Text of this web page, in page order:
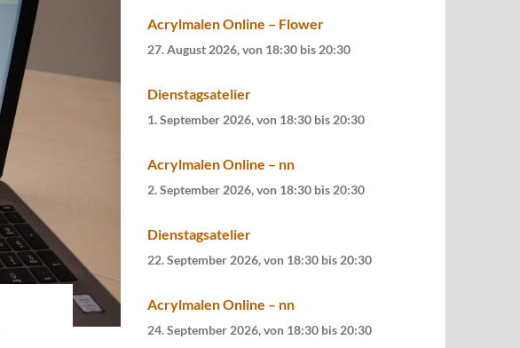
Acrylmalen Online – Flower
27. August 2026, von 18:30 bis 20:30
Dienstagsatelier
1. September 2026, von 18:30 bis 20:30
Acrylmalen Online – nn
2. September 2026, von 18:30 bis 20:30
Dienstagsatelier
22. September 2026, von 18:30 bis 20:30
Acrylmalen Online – nn
24. September 2026, von 18:30 bis 20:30